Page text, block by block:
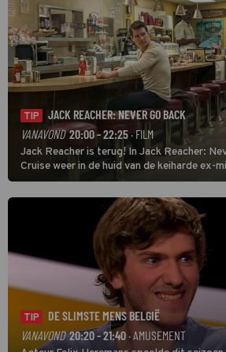
TIP
JACK REACHER: NEVER GO BACK
VANAVOND 20:00 - 22:25 · FILM
Jack Reacher is terug! In Jack Reacher:
Cruise weer in de huid van de keiharde ex-
TIP
DE SLIMSTE MENS BELGIË
VANAVOND 20:20 - 21:40· AMUSEMENT